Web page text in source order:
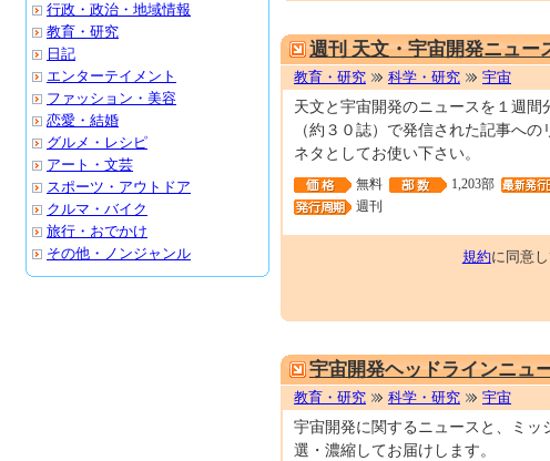
週刊 天文・宇宙開発ニュー
教育・研究 科学・研究 宇宙
天文と宇宙開発のニュースを１週
（約３０誌）で発信された記事へ
ネタとしてお使い下さい。
無料 1,203部
週刊
規約に同意
宇宙開発ヘッドラインニュ
教育・研究 科学・研究 宇宙
宇宙開発に関するニュースと、ミ
選・濃縮してお届けします。
行政・政治・地域情報
教育・研究
日記
エンターテイメント
ファッション・美容
恋愛・結婚
グルメ・レシピ
アート・文芸
スポーツ・アウトドア
クルマ・バイク
旅行・おでかけ
その他・ノンジャンル